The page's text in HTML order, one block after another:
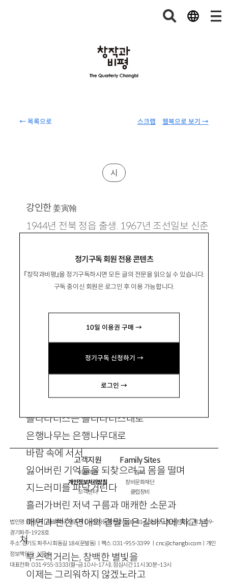
← 목록으로 웹북으로 보기 →
스크랩
정기구독 회원 전용 콘텐츠
『창작과비평』을 정기구독하시면 모든 글의 전문을 읽으실 수 있습니다.
구독 중이신 회원은 로그인 후 이용 가능합니다.
10일 이용권 구매 →
정기구독 신청하기 →
로그인 →
시
강인한姜寅翰
1944년 전북 정읍 출생. 1967년 조선일보 신춘
『푸른 심연』등이 있음. poemory@hanmail.net
하고 싶은 말이 많은 것이다
플라타너스는 플라타너스대로
은행나무는 은행나무대로
바람 속에 서서
잃어버린 기억들을 되찾으려고 몸을 떨며
지느러미를 파닥거린다
흘러가버린 저녁 구름과 매캐한 소문과
매연과 뻔한 연애의 결말들은 길바닥에 차고 넘
쳐
부스럭거리는, 창백한 별빛을
이제는 그리워하지 않겠노라고
고객지원
이용약관
개인정보처리방침
고객센터
Family Sites
창비
창비문화재단
클럽창비
법인명 : ㈜창비ㅣ대표이사 : 염종선ㅣ사업자등록번호 : 105-81-63672ㅣ통신판매업 : 제 2009-
경기파주-1928호
주소 : 경기도 파주시 회동길 184(문발동)ㅣ팩스 : 031-955-3399 ㅣcnc@changbi.com ㅣ개인
정보책임자 : 신문수
대표전화 : 031-955-3333(월~금 10시~17시), 점심시간 11시 30분~13시